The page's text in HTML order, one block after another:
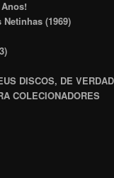
(1969)
DISCOS, DE
COLECIONADORES